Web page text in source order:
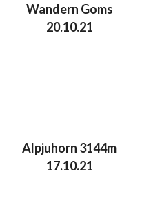
Wandern Goms
20.10.21
Alpjuhorn 3144m
17.10.21